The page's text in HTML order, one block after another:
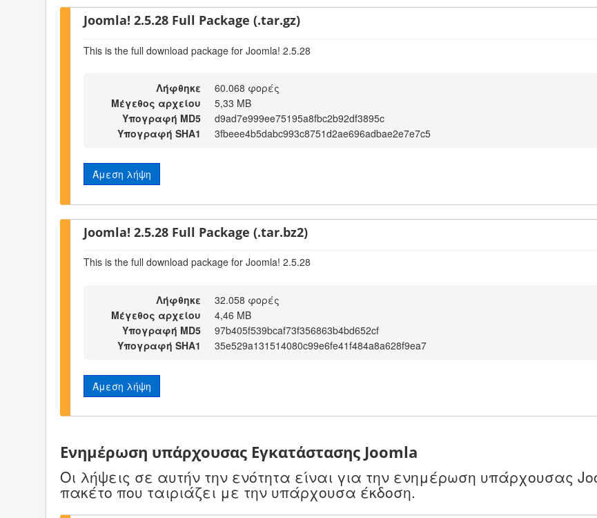
Joomla! 2.5.28 Full Package (.tar.gz)
This is the full download package for Joomla! 2.5.28
Λήφθηκε
60.068 φορές
Μέγεθος αρχείου
5,33 MB
Υπογραφή MD5
d9ad7e999ee75195a8fbc2b92df3895c
Υπογραφή SHA1
3fbeee4b5dabc993c8751d2ae696adbae2e7e7c5
Άμεση λήψη
Joomla! 2.5.28 Full Package (.tar.bz2)
This is the full download package for Joomla! 2.5.28
Λήφθηκε
32.058 φορές
Μέγεθος αρχείου
4,46 MB
Υπογραφή MD5
97b405f539bcaf73f356863b4bd652cf
Υπογραφή SHA1
35e529a131514080c99e6fe41f484a8a628f9ea7
Άμεση λήψη
Ενημέρωση υπάρχουσας Εγκατάστασης Joomla
Οι λήψεις σε αυτήν την ενότητα είναι για την ενημέρωση υπάρχουσας
πακέτο που ταιριάζει με την υπάρχουσα έκδοση.